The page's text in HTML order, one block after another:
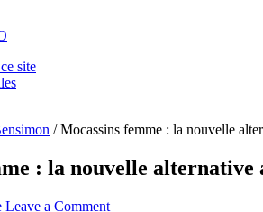
site
/Mocassins femme : la nouvelle
: la nouvelle alternative
Leave a Comment